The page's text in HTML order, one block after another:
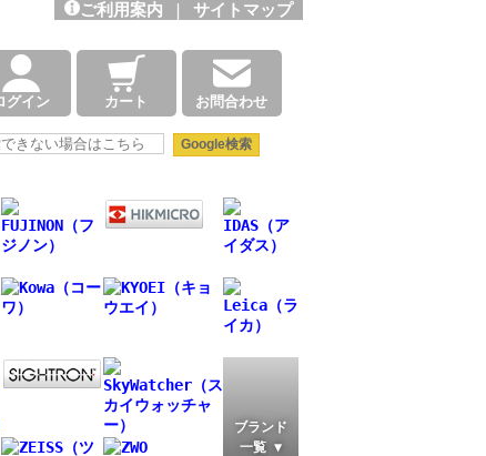
ご利用案内 | サイトマップ
グイン カート お問合わせ
ブランド
一覧 ▼